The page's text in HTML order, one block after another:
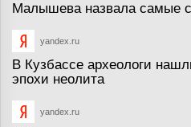
Малышева назвала самые
yandex.ru
В Кузбассе археологи
эпохи неолита
yandex.ru